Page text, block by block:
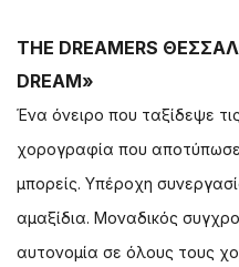
THE DREAMERS
DREAM»
Ένα όνειρο που ταξίδεψε
χορογραφία που αποτύπωσε
μπορείς. Υπέροχη
αμαξίδια. Μοναδικός
αυτονομία σε όλους τους